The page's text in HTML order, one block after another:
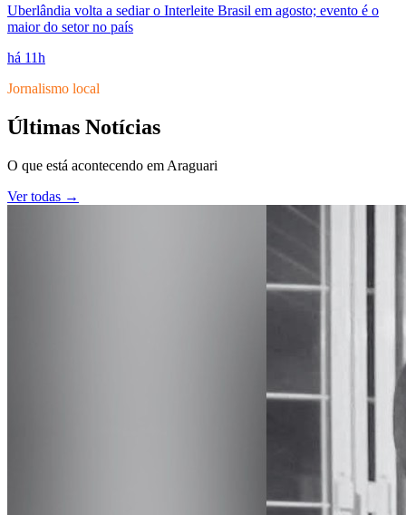
Uberlândia volta a sediar o Interleite Brasil em agosto; evento é o
maior do setor no país
há 11h
Jornalismo local
Últimas Notícias
O que está acontecendo em Araguari
Ver todas →